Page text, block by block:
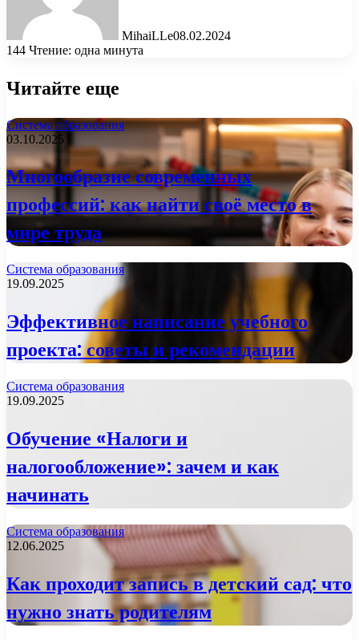
MihaiLLe08.02.2024
144 Чтение: одна минута
Читайте еще
Система образования
03.10.2025
Многообразие современных
профессий: как найти своё место в
мире труда
Система образования
19.09.2025
Эффективное написание учебного
проекта: советы и рекомендации
Система образования
19.09.2025
Обучение «Налоги и
налогообложение»: зачем и как
начинать
Система образования
12.06.2025
Как проходит запись в детский сад: что
нужно знать родителям